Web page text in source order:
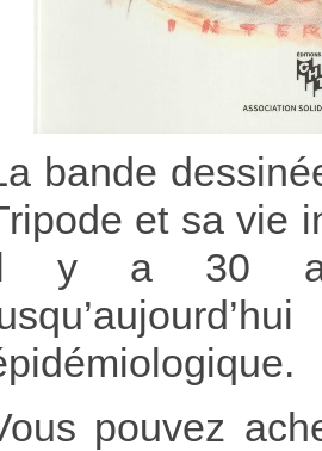
bande
et sa vie
y a 30
pouvez